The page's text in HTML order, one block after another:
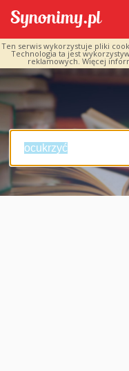
Ten serwis wykorzystuje pliki
Technologia ta jest
reklamowych. Więcej